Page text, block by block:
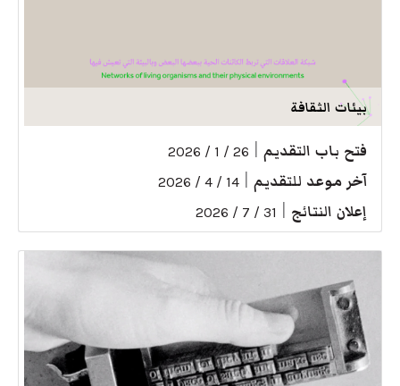
بيئات الثقافة
فتح باب التقديم 26 / 1 / 2026
آخر موعد للتقديم 14 / 4 / 2026
إعلان النتائج 31 / 7 / 2026